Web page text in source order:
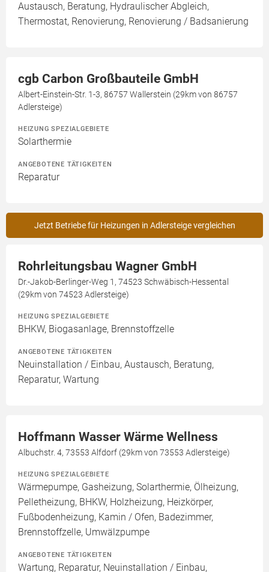
Austausch, Beratung, Hydraulischer Abgleich,
Thermostat, Renovierung, Renovierung / Badsanierung
cgb Carbon Großbauteile GmbH
Albert-Einstein-Str. 1-3, 86757 Wallerstein (29km von 86757
Adlersteige)
HEIZUNG SPEZIALGEBIETE
Solarthermie
ANGEBOTENE TÄTIGKEITEN
Reparatur
Jetzt Betriebe für Heizungen in Adlersteige vergleichen
Rohrleitungsbau Wagner GmbH
Dr.-Jakob-Berlinger-Weg 1, 74523 Schwäbisch-Hessental
(29km von 74523 Adlersteige)
HEIZUNG SPEZIALGEBIETE
BHKW, Biogasanlage, Brennstoffzelle
ANGEBOTENE TÄTIGKEITEN
Neuinstallation / Einbau, Austausch, Beratung,
Reparatur, Wartung
Hoffmann Wasser Wärme Wellness
Albuchstr. 4, 73553 Alfdorf (29km von 73553 Adlersteige)
HEIZUNG SPEZIALGEBIETE
Wärmepumpe, Gasheizung, Solarthermie, Ölheizung,
Pelletheizung, BHKW, Holzheizung, Heizkörper,
Fußbodenheizung, Kamin / Ofen, Badezimmer,
Brennstoffzelle, Umwälzpumpe
ANGEBOTENE TÄTIGKEITEN
Wartung, Reparatur, Neuinstallation / Einbau,